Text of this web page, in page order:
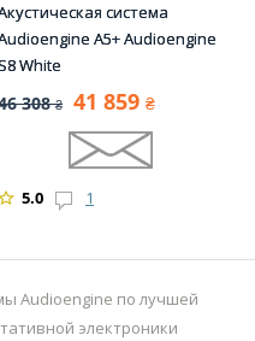
система
A5+ Audioengine
White
308 ₴ 41 859 ₴
5.0 1
Audioengine по лучшей
электроники